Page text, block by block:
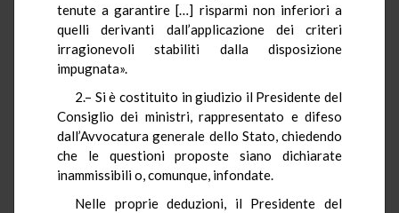
tenute a garantire […] risparmi non inferiori a
quelli derivanti dall’applicazione dei criteri
irragionevoli stabiliti dalla disposizione
impugnata».
2.– Si è costituito in giudizio il Presidente del
Consiglio dei ministri, rappresentato e difeso
dall’Avvocatura generale dello Stato, chiedendo
che le questioni proposte siano dichiarate
inammissibili o, comunque, infondate.
Nelle proprie deduzioni, il Presidente del